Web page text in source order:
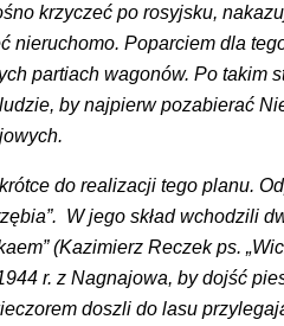
krzyczeć po rosyjsku,
nieruchomo. Poparciem dla
partiach wagonów. Po takim
by najpierw pozabierać
do realizacji tego planu.
W jego skład wchodzili
(Kazimierz Reczek ps.
r. z Nagnajowa, by dojść
doszli do lasu